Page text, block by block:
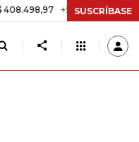
+$ 8.753,81 +2,19%
SUSCRÍBASE